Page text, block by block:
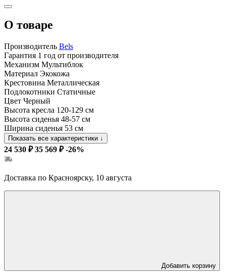
О товаре
Производитель Bels
Гарантия 1 год от производителя
Механизм Мультиблок
Материал Экокожа
Крестовина Металлическая
Подлокотники Статичные
Цвет Черный
Высота кресла 120-129 см
Высота сиденья 48-57 см
Ширина сиденья 53 см
Показать все характеристики ↓
24 530 ₽ 35 569 ₽ -26%
Доставка по Красноярску, 10 августа
Добавить корзину